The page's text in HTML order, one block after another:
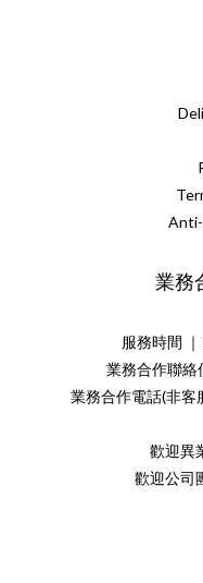
業務
服務時間
業務合作聯絡
業務合作電話(非客
歡迎異
歡迎公司